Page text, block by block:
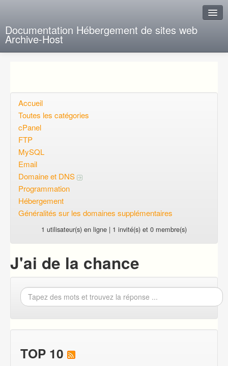
Documentation Hébergement de sites web
Archive-Host
Questions ouvertes
Voulez-vous vous inscrire?
Connexion
Accueil
Toutes les catégories
cPanel
FTP
MySQL
Email
Domaine et DNS
Programmation
Hébergement
Généralités sur les domaines supplémentaires
1 utilisateur(s) en ligne | 1 invité(s) et 0 membre(s)
J'ai de la chance
TOP 10